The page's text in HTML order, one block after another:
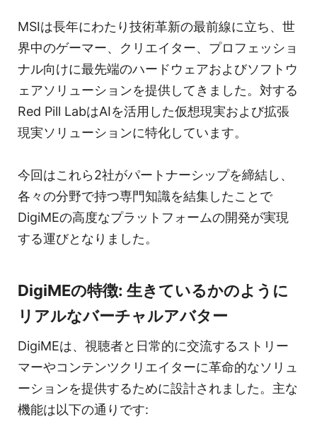
MSIは長年にわたり技術革新の最前線に立ち、世
界中のゲーマー、クリエイター、プロフェッショ
ナル向けに最先端のハードウェアおよびソフトウ
ェアソリューションを提供してきました。対する
Red Pill LabはAIを活用した仮想現実および拡張
現実ソリューションに特化しています。
今回はこれら2社がパートナーシップを締結し、
各々の分野で持つ専門知識を結集したことで
DigiMEの高度なプラットフォームの開発が実現
する運びとなりました。
DigiMEの特徴: 生きているかのように
リアルなバーチャルアバター
DigiMEは、視聴者と日常的に交流するストリー
マーやコンテンツクリエイターに革命的なソリュ
ーションを提供するために設計されました。主な
機能は以下の通りです: